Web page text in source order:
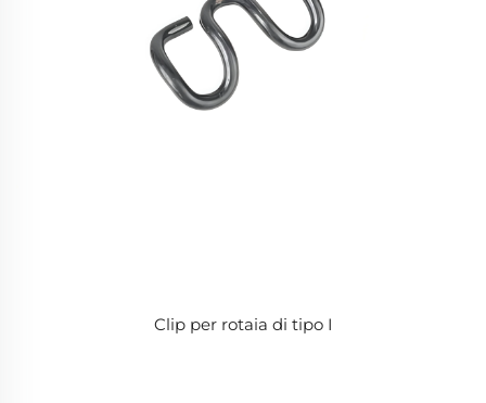
Clip per rotaia di tipo I